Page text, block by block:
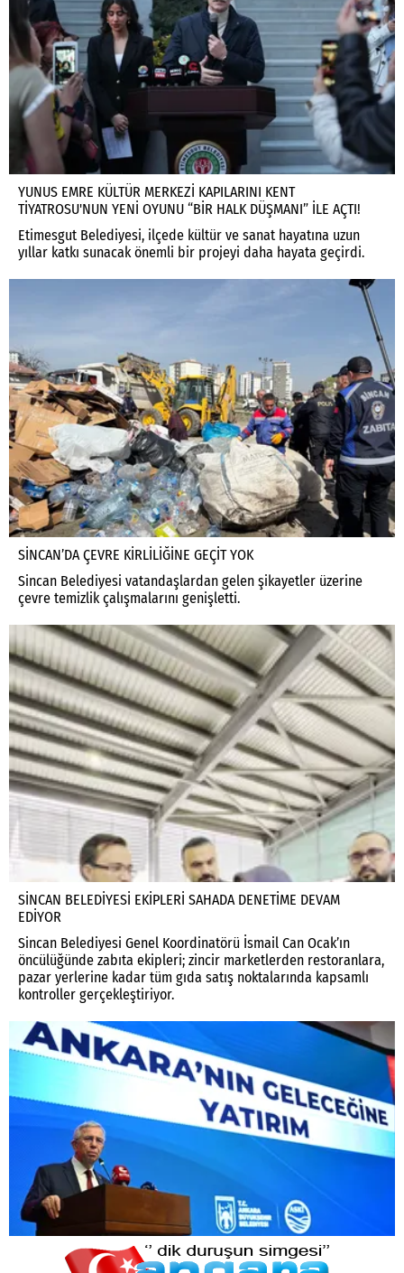
YUNUS EMRE KÜLTÜR MERKEZİ KAPILARINI KENT
TİYATROSU'NUN YENİ OYUNU “BİR HALK DÜŞMANI” İLE AÇTI!
Etimesgut Belediyesi, ilçede kültür ve sanat hayatına uzun
yıllar katkı sunacak önemli bir projeyi daha hayata geçirdi.
SİNCAN’DA ÇEVRE KİRLİLİĞİNE GEÇİT YOK
Sincan Belediyesi vatandaşlardan gelen şikayetler üzerine
çevre temizlik çalışmalarını genişletti.
SİNCAN BELEDİYESİ EKİPLERİ SAHADA DENETİME DEVAM
EDİYOR
Sincan Belediyesi Genel Koordinatörü İsmail Can Ocak’ın
öncülüğünde zabıta ekipleri; zincir marketlerden restoranlara,
pazar yerlerine kadar tüm gıda satış noktalarında kapsamlı
kontroller gerçekleştiriyor.